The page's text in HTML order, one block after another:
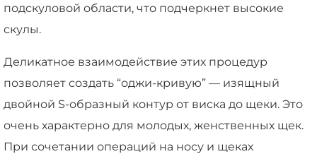
подскуловой области, что подчеркнет высокие
скулы.
Деликатное взаимодействие этих процедур
позволяет создать “оджи-кривую” — изящный
двойной S-образный контур от виска до щеки. Это
очень характерно для молодых, женственных щек.
При сочетании операций на носу и щеках